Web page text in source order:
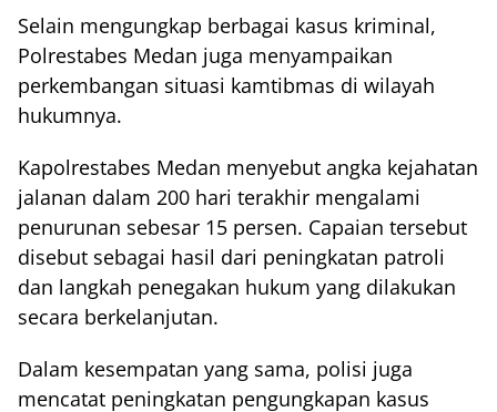
Selain mengungkap berbagai kasus kriminal,
Polrestabes Medan juga menyampaikan
perkembangan situasi kamtibmas di wilayah
hukumnya.
Kapolrestabes Medan menyebut angka kejahatan
jalanan dalam 200 hari terakhir mengalami
penurunan sebesar 15 persen. Capaian tersebut
disebut sebagai hasil dari peningkatan patroli
dan langkah penegakan hukum yang dilakukan
secara berkelanjutan.
Dalam kesempatan yang sama, polisi juga
mencatat peningkatan pengungkapan kasus